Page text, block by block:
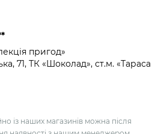
пригод»
71, ТК «Шоколад», ст.м. «Тараса
із наших магазинів можна після